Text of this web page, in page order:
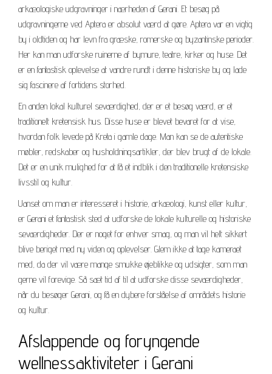
arkæologiske udgravninger i nærheden af Gerani. Et besøg på
udgravningerne ved Aptera er absolut værd at gøre. Aptera var en vigtig
by i oldtiden og har levn fra græske, romerske og byzantinske perioder.
Her kan man udforske ruinerne af bymure, teatre, kirker og huse. Det
er en fantastisk oplevelse at vandre rundt i denne historiske by og lade
sig fascinere af fortidens storhed.
En anden lokal kulturel seværdighed, der er et besøg værd, er et
traditionelt kretensisk hus. Disse huse er blevet bevaret for at vise,
hvordan folk levede på Kreta i gamle dage. Man kan se de autentiske
møbler, redskaber og husholdningsartikler, der blev brugt af de lokale.
Det er en unik mulighed for at få et indblik i den traditionelle kretensiske
livsstil og kultur.
Uanset om man er interesseret i historie, arkæologi, kunst eller kultur,
er Gerani et fantastisk sted at udforske de lokale kulturelle og historiske
seværdigheder. Der er noget for enhver smag, og man vil helt sikkert
blive beriget med ny viden og oplevelser. Glem ikke at tage kameraet
med, da der vil være mange smukke øjeblikke og udsigter, som man
gerne vil forevige. Så sæt tid af til at udforske disse seværdigheder,
når du besøger Gerani, og få en dybere forståelse af områdets historie
og kultur.
Afslappende og foryngende
wellnessaktiviteter i Gerani